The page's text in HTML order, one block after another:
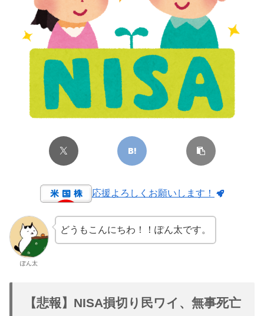
応援よろしくお願いします！
ぽん太
どうもこんにちわ！！ぽん太です。
【悲報】NISA損切り民ワイ、無事死亡